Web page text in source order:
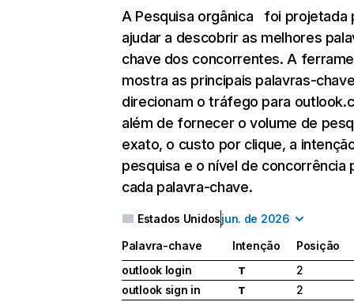
A Pesquisa orgânica foi projetada
ajudar a descobrir as melhores
chave dos concorrentes. A
mostra as principais palavras-
direcionam o tráfego para
além de fornecer o volume de
exato, o custo por clique, a
pesquisa e o nível de concorrência
cada palavra-chave.
Estados Unidosjun. de 2026
Palavra-chave Intenção
Posição
outlook login
T
2
outlook sign in
T
2